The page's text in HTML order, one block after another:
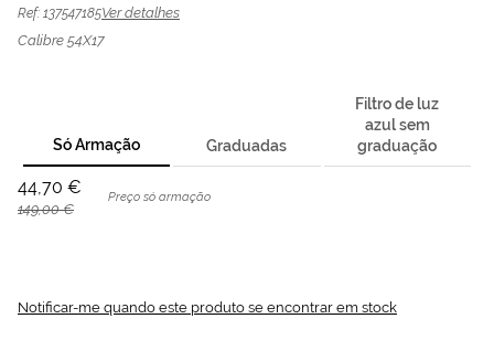
Carolina Herrera
VHE784 Preto | Mais
Galeria
de
Ref: 137547185Ver detalhes
Calibre 54X17
Só Armação
44,70 €
149,00 €
Preço só armação
Graduadas
Filtro de luz
azul sem
graduação
Notificar-me quando este produto se encontrar em stock